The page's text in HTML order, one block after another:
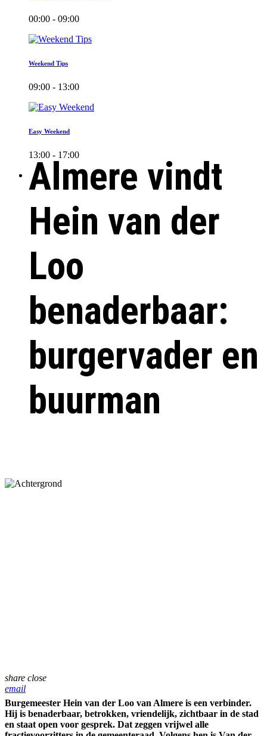
00:00 - 09:00
Weekend Tips
09:00 - 13:00
Easy Weekend
13:00 - 17:00
Almere vindt
Hein van der
Loo
benaderbaar:
burgervader en
buurman
share close
email
Burgemeester Hein van der Loo van Almere is een verbinder.
Hij is benaderbaar, betrokken, vriendelijk, zichtbaar in de stad
en staat open voor gesprek. Dat zeggen vrijwel alle